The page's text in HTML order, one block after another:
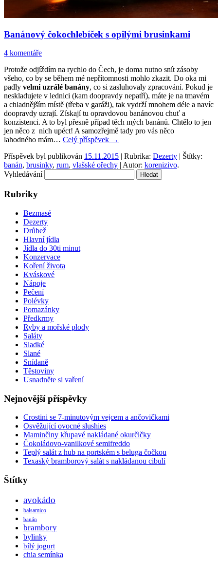
Banánový čokochlebíček s opilými brusinkami
4 komentáře
Protože odjíždím na rychlo do Čech, je doma nutno snít zásoby
všeho, co by se během mé nepřítomnosti mohlo zkazit. Do oka mi
padly velmi uzrálé banány, co si zasluhovaly zpracování. Pokud je
neskladujete v lednici (kam doopravdy nepatří), máte je na tmavém
a chladnějším místě (třeba v garáži), tak vydrží mnohem déle a navíc
doopravdy uzrají. Získají tu opravdovou banánovou chuť a
konzistenci. A to byl přesně případ těch mých banánů. Chtělo to jen
jen něco z nich upéct! A samozřejmě tady pro vás něco
lahodného mám… Celý příspěvek →
Příspěvek byl publikován 15.11.2015 | Rubrika: Dezerty | Štítky:
banán, brusinky, rum, vlašské ořechy | Autor: korenizivo.
Vyhledávání
Rubriky
Bezmasé
Dezerty
Drůbež
Hlavní jídla
Jídla do 30ti minut
Konzervace
Koření života
Kváskové
Nápoje
Pečení
Polévky
Pomazánky
Předkrmy
Ryby a mořské plody
Saláty
Sladké
Slané
Snídaně
Těstoviny
Usnadněte si vaření
Nejnovější příspěvky
Crostini se 7-minutovým vejcem a ančovičkami
Osvěžující ovocné slushies
Maminčiny křupavé nakládané okurčičky
Čokoládovo-vanilkové semifreddo
Teplý salát z hub na portském s beluga čočkou
Texaský bramborový salát s nakládanou cibulí
Štítky
avokádo
balsamico
banán
brambory
bylinky
bílý jogurt
chia semínka